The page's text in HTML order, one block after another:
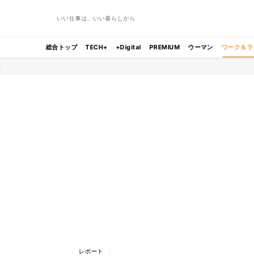
いい仕事は、いい暮らしから
総合トップ TECH+ +Digital PREMIUM ウーマン ワーク＆
レポート